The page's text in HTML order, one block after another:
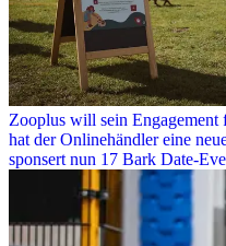
Zooplus will sein Engagement
hat der Onlinehändler eine
sponsert nun 17 Bark Date-